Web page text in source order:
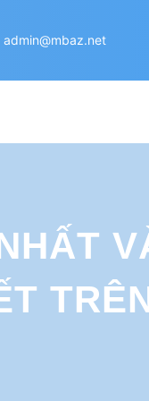
admin@mbaz.net